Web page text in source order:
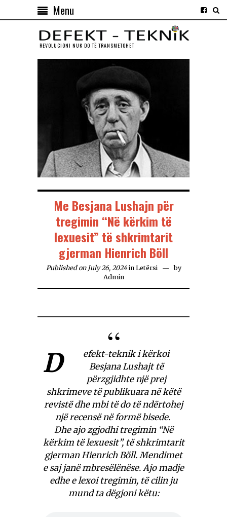
Menu
REVOLUCIONI NUK DO TЁ TRANSMETOHET
Me Besjana Lushajn për
tregimin “Në kërkim të
lexuesit” të shkrimtarit
gjerman Hienrich Böll
Published on July 26, 2024 in Letërsi
by
Admin
D
efekt-teknik i kërkoi
Besjana Lushajt të
përzgjidhte një prej
shkrimeve të publikuara në këtë
revistë dhe mbi të do të ndërtohej
një recensë në formë bisede.
Dhe ajo zgjodhi tregimin “Në
kërkim të lexuesit”, të shkrimtarit
gjerman Hienrich Böll.Mendimet
e saj janë mbresëlënëse. Ajo madje
edhe e lexoi tregimin, të cilin ju
mund ta dëgjoni këtu: